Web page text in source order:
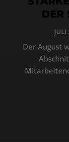
DER
JULI
Der August